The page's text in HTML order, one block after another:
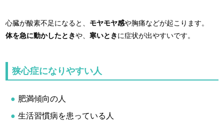
心臓が酸素不足になると、 モヤモヤ感や胸痛などが起こります。
体を急に動かしたときや、寒いときに症状が出やすいです。
狭心症になりやすい人
肥満傾向の人
生活習慣病を患っている人